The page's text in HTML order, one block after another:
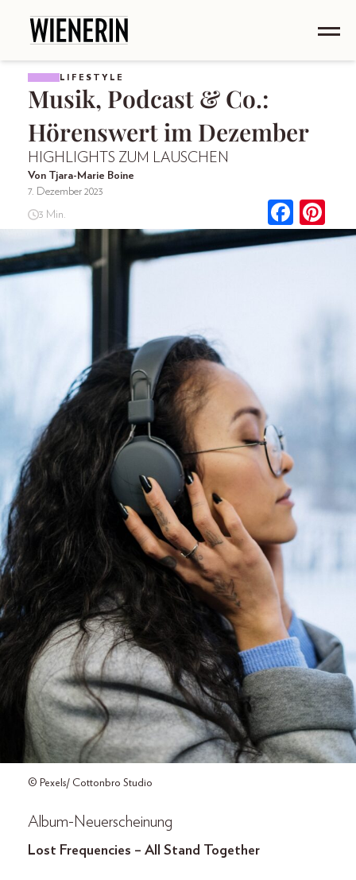
LIFESTYLE
Musik, Podcast & Co.:
Hörenswert im Dezember
HIGHLIGHTS ZUM LAUSCHEN
Von Tjara-Marie Boine
7. Dezember 2023
3 Min.
© Pexels/ Cottonbro Studio
Album-Neuerscheinung
Lost Frequencies – All Stand Together